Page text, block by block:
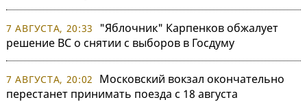
7 АВГУСТА, 20:33
"Яблочник" Карпенков обжалует
решение ВС о снятии с выборов в Госдуму
7 АВГУСТА, 20:02
Московский вокзал окончательно
перестанет принимать поезда с 18 августа